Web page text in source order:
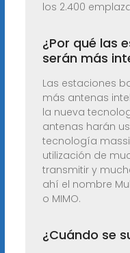
los 2.400
¿Por qué las
serán más
Las estaciones
más antenas
la nueva
antenas harán
tecnología
utilización de
transmitir y
ahí el nombre
o MIMO.
¿Cuándo se